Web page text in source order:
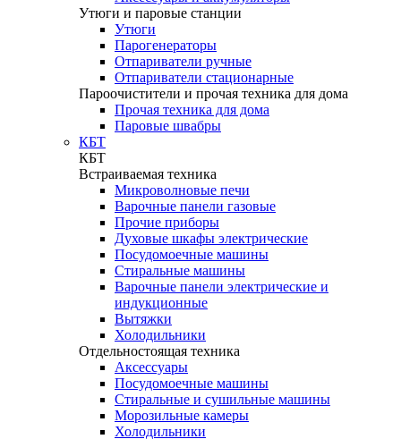
Утюги и паровые станции
Утюги
Парогенераторы
Отпариватели ручные
Отпариватели стационарные
Пароочистители и прочая техника для дома
Прочая техника для дома
Паровые швабры
КБТ
КБТ
Встраиваемая техника
Микроволновые печи
Варочные панели газовые
Прочие приборы
Духовые шкафы электрические
Посудомоечные машины
Стиральные машины
Варочные панели электрические и
индукционные
Вытяжки
Холодильники
Отдельностоящая техника
Аксессуары
Посудомоечные машины
Стиральные и сушильные машины
Морозильные камеры
Холодильники